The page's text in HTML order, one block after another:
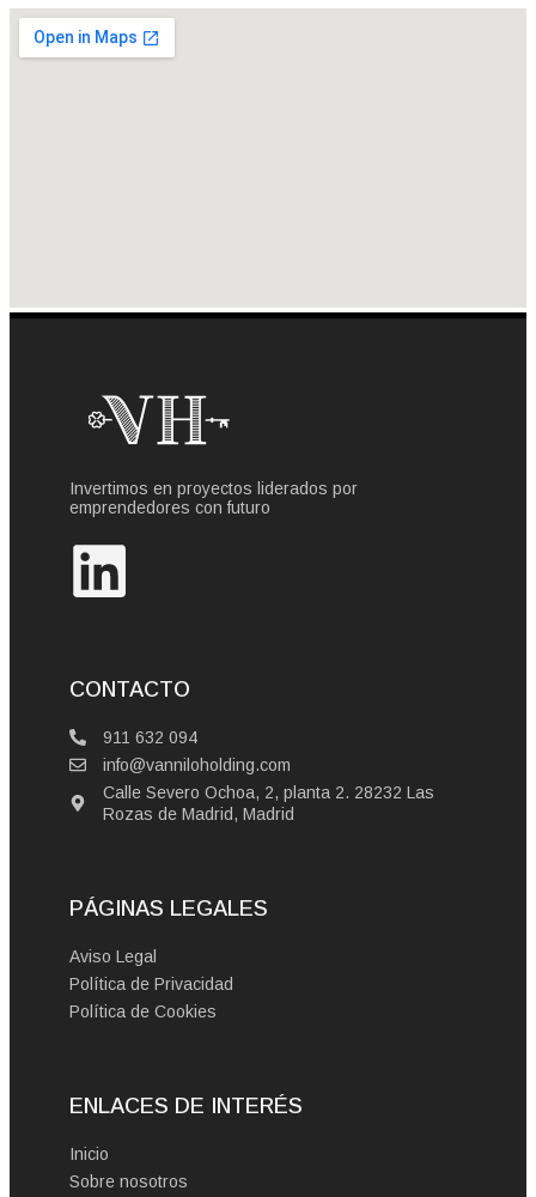
Invertimos en proyectos liderados por
emprendedores con futuro
CONTACTO
911 632 094
info@vanniloholding.com
Calle Severo Ochoa, 2, planta 2. 28232 Las
Rozas de Madrid, Madrid
PÁGINAS LEGALES
Aviso Legal
Política de Privacidad
Política de Cookies
ENLACES DE INTERÉS
Inicio
Sobre nosotros